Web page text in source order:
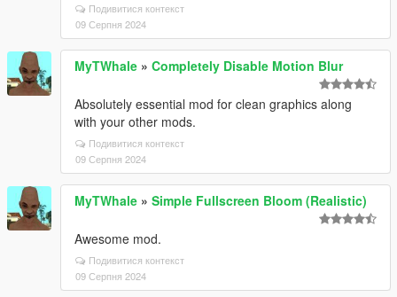
Подивитися контекст
09 Серпня 2024
MyTWhale » Completely Disable Motion Blur
Absolutely essential mod for clean graphics along
with your other mods.
Подивитися контекст
09 Серпня 2024
MyTWhale » Simple Fullscreen Bloom (Realistic)
Awesome mod.
Подивитися контекст
09 Серпня 2024